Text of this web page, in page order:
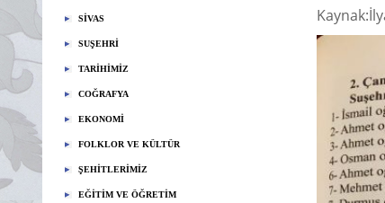
SİVAS
SUŞEHRİ
TARİHİMİZ
COĞRAFYA
EKONOMİ
FOLKLOR VE KÜLTÜR
ŞEHİTLERİMİZ
EĞİTİM VE ÖĞRETİM